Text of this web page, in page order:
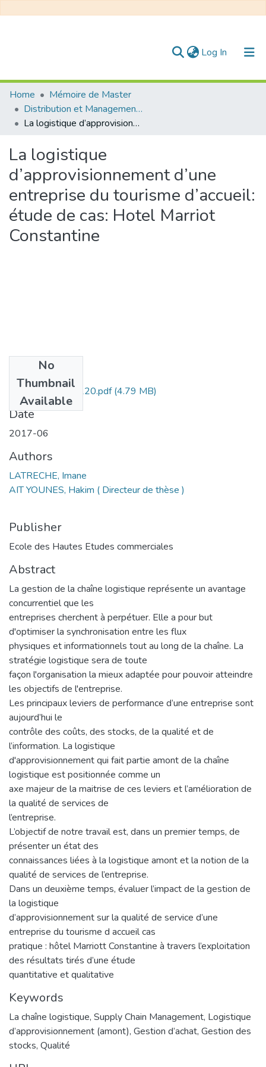
Log In (current)
Communities & Collections
All of DSpace
Home
Mémoire de Master
Distribution et Management de la Chaîne Logistique
La logistique d’approvisionnement d’une entreprise du tourisme d’accueil: étude de cas: Hotel Marriot Constantine
La logistique
d’approvisionnement d’une
entreprise du tourisme d’accueil:
étude de cas: Hotel Marriot
Constantine
No
Thumbnail
Available
Latreche imane -220.pdf(4.79 MB)
Date
2017-06
Authors
LATRECHE, Imane
AIT YOUNES, Hakim ( Directeur de thèse )
Publisher
Ecole des Hautes Etudes commerciales
Abstract
La gestion de la chaîne logistique représente un avantage
concurrentiel que les
entreprises cherchent à perpétuer. Elle a pour but
d'optimiser la synchronisation entre les flux
physiques et informationnels tout au long de la chaîne. La
stratégie logistique sera de toute
façon l'organisation la mieux adaptée pour pouvoir atteindre
les objectifs de l'entreprise.
Les principaux leviers de performance d’une entreprise sont
aujourd’hui le
contrôle des coûts, des stocks, de la qualité et de
l’information. La logistique
d'approvisionnement qui fait partie amont de la chaîne
logistique est positionnée comme un
axe majeur de la maitrise de ces leviers et l’amélioration de
la qualité de services de
l’entreprise.
L’objectif de notre travail est, dans un premier temps, de
présenter un état des
connaissances liées à la logistique amont et la notion de la
qualité de services de l’entreprise.
Dans un deuxième temps, évaluer l’impact de la gestion de
la logistique
d’approvisionnement sur la qualité de service d’une
entreprise du tourisme d accueil cas
pratique : hôtel Marriott Constantine à travers l’exploitation
des résultats tirés d’une étude
quantitative et qualitative
Keywords
La chaîne logistique, Supply Chain Management, Logistique
d’approvisionnement (amont), Gestion d’achat, Gestion des
stocks, Qualité